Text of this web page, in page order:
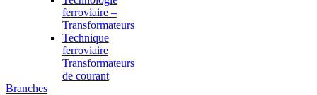
ferroviaire –
Transformateurs
Technique
ferroviaire
Transformateurs
de courant
Branches